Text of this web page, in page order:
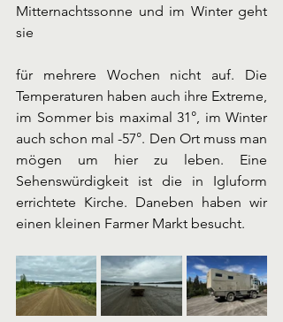
Mitternachtssonne und im Winter geht
sie
für mehrere Wochen nicht auf. Die
Temperaturen haben auch ihre Extreme,
im Sommer bis maximal 31°, im Winter
auch schon mal -57°. Den Ort muss man
mögen um hier zu leben. Eine
Sehenswürdigkeit ist die in Igluform
errichtete Kirche. Daneben haben wir
einen kleinen Farmer Markt besucht.